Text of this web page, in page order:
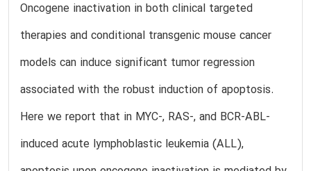
Oncogene inactivation in both clinical targeted
therapies and conditional transgenic mouse cancer
models can induce significant tumor regression
associated with the robust induction of apoptosis.
Here we report that in MYC-, RAS-, and BCR-ABL-
induced acute lymphoblastic leukemia (ALL),